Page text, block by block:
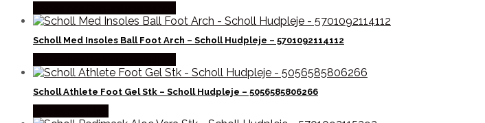
Scholl Med Insoles Ball Foot Arch – Scholl Hudpleje – 5701092114112
Scholl Athlete Foot Gel Stk – Scholl Hudpleje – 5056585806266